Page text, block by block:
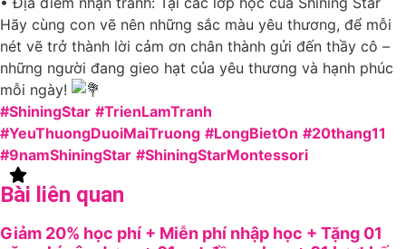
Hãy cùng con vẽ nên những sắc màu yêu thương, để mỗi
nét vẽ trở thành lời cảm ơn chân thành gửi đến thầy cô –
những người đang gieo hạt của yêu thương và hạnh phúc
mỗi ngày!
#ShiningStar #TrienLamTranh
#YeuThuongDuoiMaiTruong #LongBietOn #20thang11
#9namShiningStar #ShiningStarMontessori
Bài liên quan
Giảm 20% học phí + Miễn phí nhập học + Tặng 01